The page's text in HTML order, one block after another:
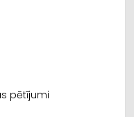
pētījumi